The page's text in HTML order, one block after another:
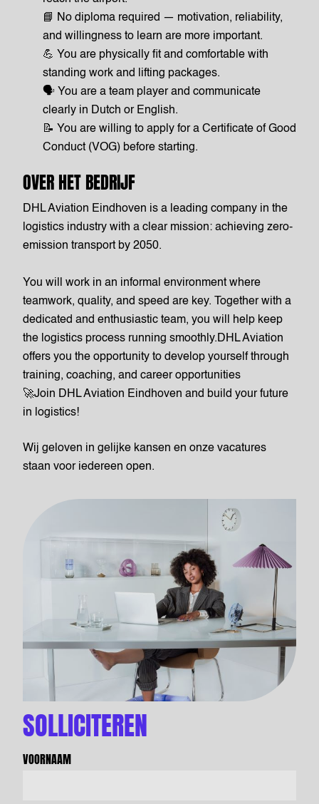
📘 No diploma required — motivation, reliability,
and willingness to learn are more important.
💪 You are physically fit and comfortable with
standing work and lifting packages.
🗣️ You are a team player and communicate
clearly in Dutch or English.
📝 You are willing to apply for a Certificate of Good
Conduct (VOG) before starting.
OVER HET BEDRIJF
DHL Aviation Eindhoven is a leading company in the
logistics industry with a clear mission: achieving zero-
emission transport by 2050.
You will work in an informal environment where
teamwork, quality, and speed are key. Together with a
dedicated and enthusiastic team, you will help keep
the logistics process running smoothly.DHL Aviation
offers you the opportunity to develop yourself through
training, coaching, and career opportunities
🚀Join DHL Aviation Eindhoven and build your future
in logistics!
Wij geloven in gelijke kansen en onze vacatures
staan voor iedereen open.
SOLLICITEREN
VOORNAAM